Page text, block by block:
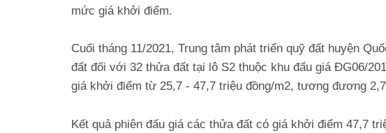
mức giá khởi điểm.
Cuối tháng 11/2021, Trung tâm phát triển quỹ đất huyện
đất đối với 32 thửa đất tại lô S2 thuộc khu đấu giá ĐG06/
giá khởi điểm từ 25,7 - 47,7 triệu đồng/m2, tương đương
Kết quả phiên đấu giá các thửa đất có giá khởi điểm 47,7